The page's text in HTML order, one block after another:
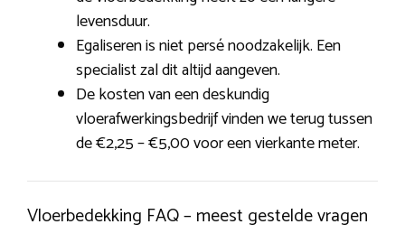
levensduur.
Egaliseren is niet persé noodzakelijk. Een
specialist zal dit altijd aangeven.
De kosten van een deskundig
vloerafwerkingsbedrijf vinden we terug tussen
de €2,25 – €5,00 voor een vierkante meter.
Vloerbedekking FAQ – meest gestelde vragen